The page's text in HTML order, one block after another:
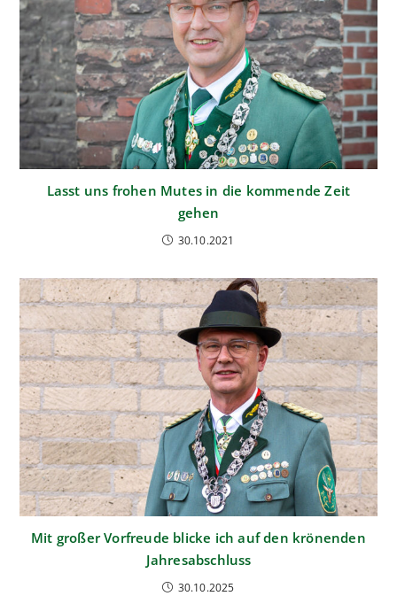
Lasst uns frohen Mutes in die kommende Zeit
gehen
30.10.2021
Mit großer Vorfreude blicke ich auf den krönenden
Jahresabschluss
30.10.2025